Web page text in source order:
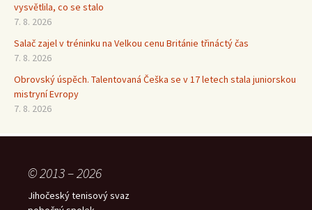
vysvětlila, co se stalo
7. 8. 2026
Salač zajel v tréninku na Velkou cenu Británie třináctý čas
7. 8. 2026
Obrovský úspěch. Talentovaná Češka se v 17 letech stala juniorskou
mistryní Evropy
7. 8. 2026
© 2013 – 2026
Jihočeský tenisový svaz